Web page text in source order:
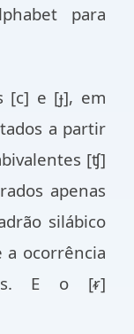
para
e [ɟ], em
a partir
[ʧ]
apenas
silábico
ocorrência
E o [ᵲ]